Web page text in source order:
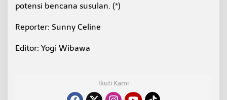
potensi bencana susulan. (*)
Reporter: Sunny Celine
Editor: Yogi Wibawa
Ikuti Kami